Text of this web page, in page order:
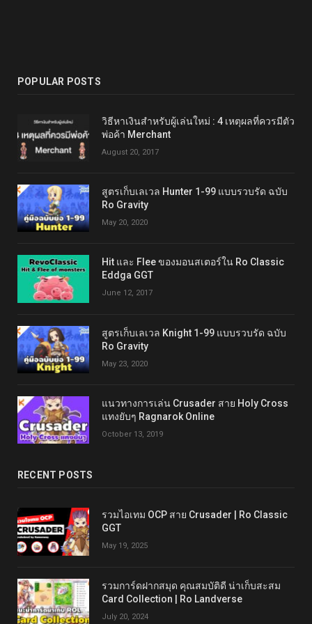
POPULAR POSTS
วิธีหาเงินสำหรับผู้เล่นใหม่ : 4 เหตุผลที่ควรมีตัว
พ่อค้า Merchant
August 20, 2017
สูตรเก็บเลเวล Hunter 1-99 แบบรวบรัด ฉบับ
Ro Gravity
May 20, 2020
Hit และ Flee ของมอนสเตอร์ใน Ro Classic
Eddga GGT
June 12, 2017
สูตรเก็บเลเวล Knight 1-99 แบบรวบรัด ฉบับ
Ro Gravity
May 23, 2020
แนวทางการเล่น Crusader สาย Holy Cross
แทงยับๆ Ragnarok Online
October 13, 2019
RECENT POSTS
รวมไอเทม OCP สาย Crusader | Ro Classic
GGT
May 19, 2025
รวมการ์ดฝากสมุด คุณสมบัติดี น่าเก็บสะสม
Card Collection | Ro Landverse
July 20, 2024